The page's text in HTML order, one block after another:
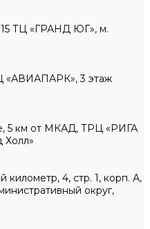
15 ТЦ «ГРАНД ЮГ», м.
«АВИАПАРК», 3 этаж
5 км от МКАД, ТРЦ «РИГА
Холл»
километр, 4, стр. 1, корп. А,
округ,